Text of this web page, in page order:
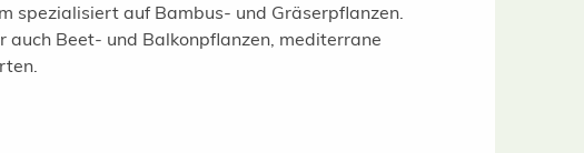
spezialisiert auf Bambus- und Gräserpflanzen.
Beet- und Balkonpflanzen, mediterrane